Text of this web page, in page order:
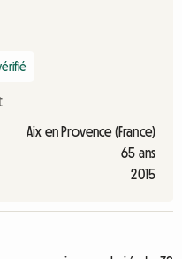
Aix en Provence (France)
65 ans
2015